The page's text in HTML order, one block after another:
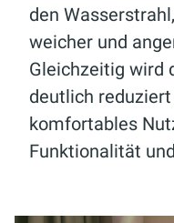
den
weicher und
Gleichzeitig wird
deutlich
komfortables
Funktionalität